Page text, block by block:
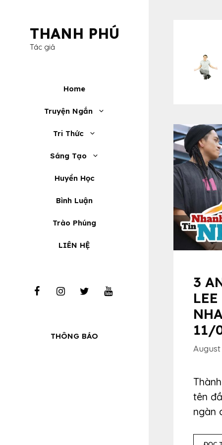
THANH PHÚ
Tác giả
Home
Truyện Ngắn
Tri Thức
Sáng Tạo
Huyền Học
Bình Luận
Trào Phúng
LIÊN HỆ
THÔNG BÁO
3
11/
August
tên
ngàn